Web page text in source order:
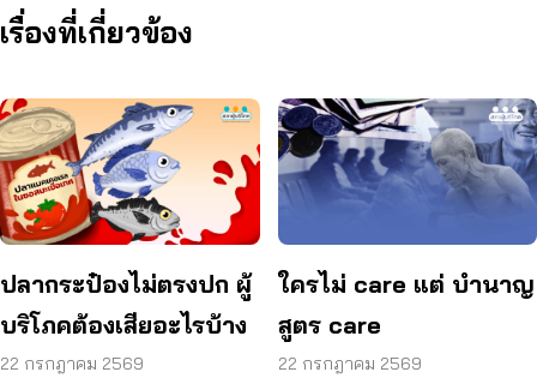
เรื่องที่เกี่ยวข้อง
ปลากระป๋องไม่ตรงปก ผู้
บริโภคต้องเสียอะไรบ้าง
22 กรกฎาคม 2569
ใครไม่ care แต่ บำนาญ
สูตร care
22 กรกฎาคม 2569